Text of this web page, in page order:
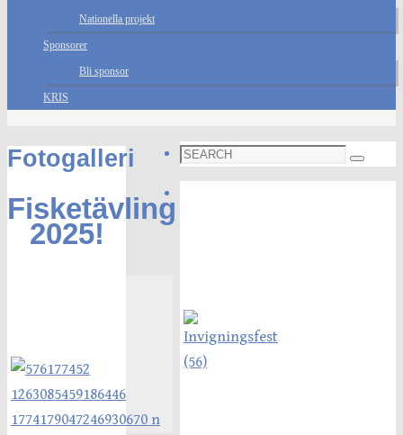
Nationella projekt
Sponsorer
Bli sponsor
KRIS
Fotogalleri
Fisketävling
2025!
Search
for:
Search